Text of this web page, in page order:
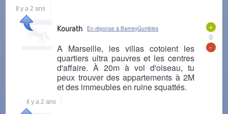
Il y a 2 ans
+
0
-
Kourath En réponse à BarneyGumbles
A Marseille, les villas cotoient les
quartiers ultra pauvres et les centres
d'affaire. À 20m à vol d'oiseau, tu
peux trouver des appartements à 2M
et des immeubles en ruine squattés.
Il y a 2 ans